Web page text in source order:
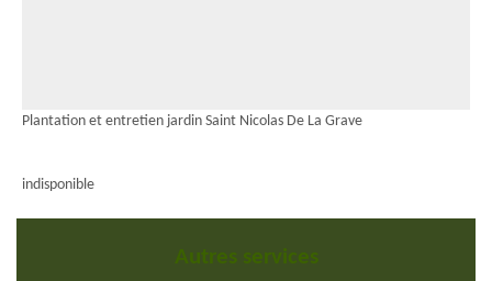
Plantation et entretien jardin Saint Nicolas De La Grave
indisponible
Autres services